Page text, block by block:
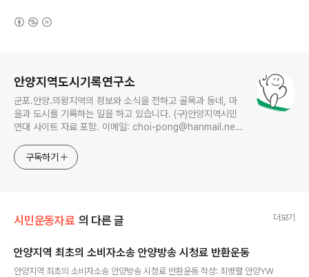
안양지역도시기록연구소
군포.안양.의왕지역의 정보와 소식을 전하고 골목과 동네, 마
을과 도시를 기록하는 일을 하고 있습니다. (구)안양지역시민
연대 사이트 자료 포함. 이메일: choi-pong@hanmail.net
구독하기
시민운동자료 의 다른 글 더보기
안양지역 최초의 소비자소송 안양방송 시청료 반환운동
안양지역 최초의 소비자소송 안양방송 시청료 반환운동 작성: 최병렬 안양YW